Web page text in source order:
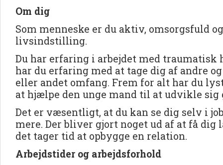
Om dig
Som menneske er du aktiv, omsorgsfuld
livsindstilling.
Du har erfaring i arbejdet med traumatisk
har du erfaring med at tage dig af andre
eller andet omfang. Frem for alt har du
at hjælpe den unge mand til at udvikle
Det er væsentligt, at du kan se dig selv i
mere. Der bliver gjort noget ud af at få
det tager tid at opbygge en relation.
Arbejdstider og arbejdsforhold